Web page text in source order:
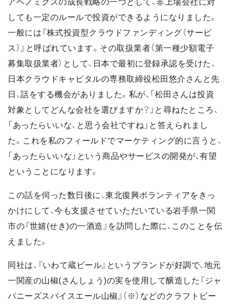
しても一定のルールで投資ができるようになりました。
一般には『株式投資型クラウドファンディング（サービ
ス）』と呼ばれています。その取扱業者（第一種少額電子
募集取扱業者）として、日本で最初に登録承認を受けた、
日本クラウドキャピタルの専務取締役松田悠介さんと先
日、話をする機会がありました。私が、「松田さんは投資
対象としてどんな会社を選びますか？」と尋ねたところ、
「あったらいいな、と思う会社ですね」と答えられまし
た。これを私のフィールドでマーケティング的に言うと、
「あったらいいな」という商品やサービスの開発が、有望
ということになります。
この話を伺った数日後に、東北復興ボランティアをきっ
かけにして、今も支援させていただいている岩手県一関
市の『世嬉(せき)の一酒造』を訪問した際に、このことを伝
えました。
同社は、『いわて蔵ビール』というブランドが好調で、地元
一関産の山椒(さんしょう)の実を使用して醸造した『ジャ
パニーズスパイスエール山椒』（※）などのクラフトビー